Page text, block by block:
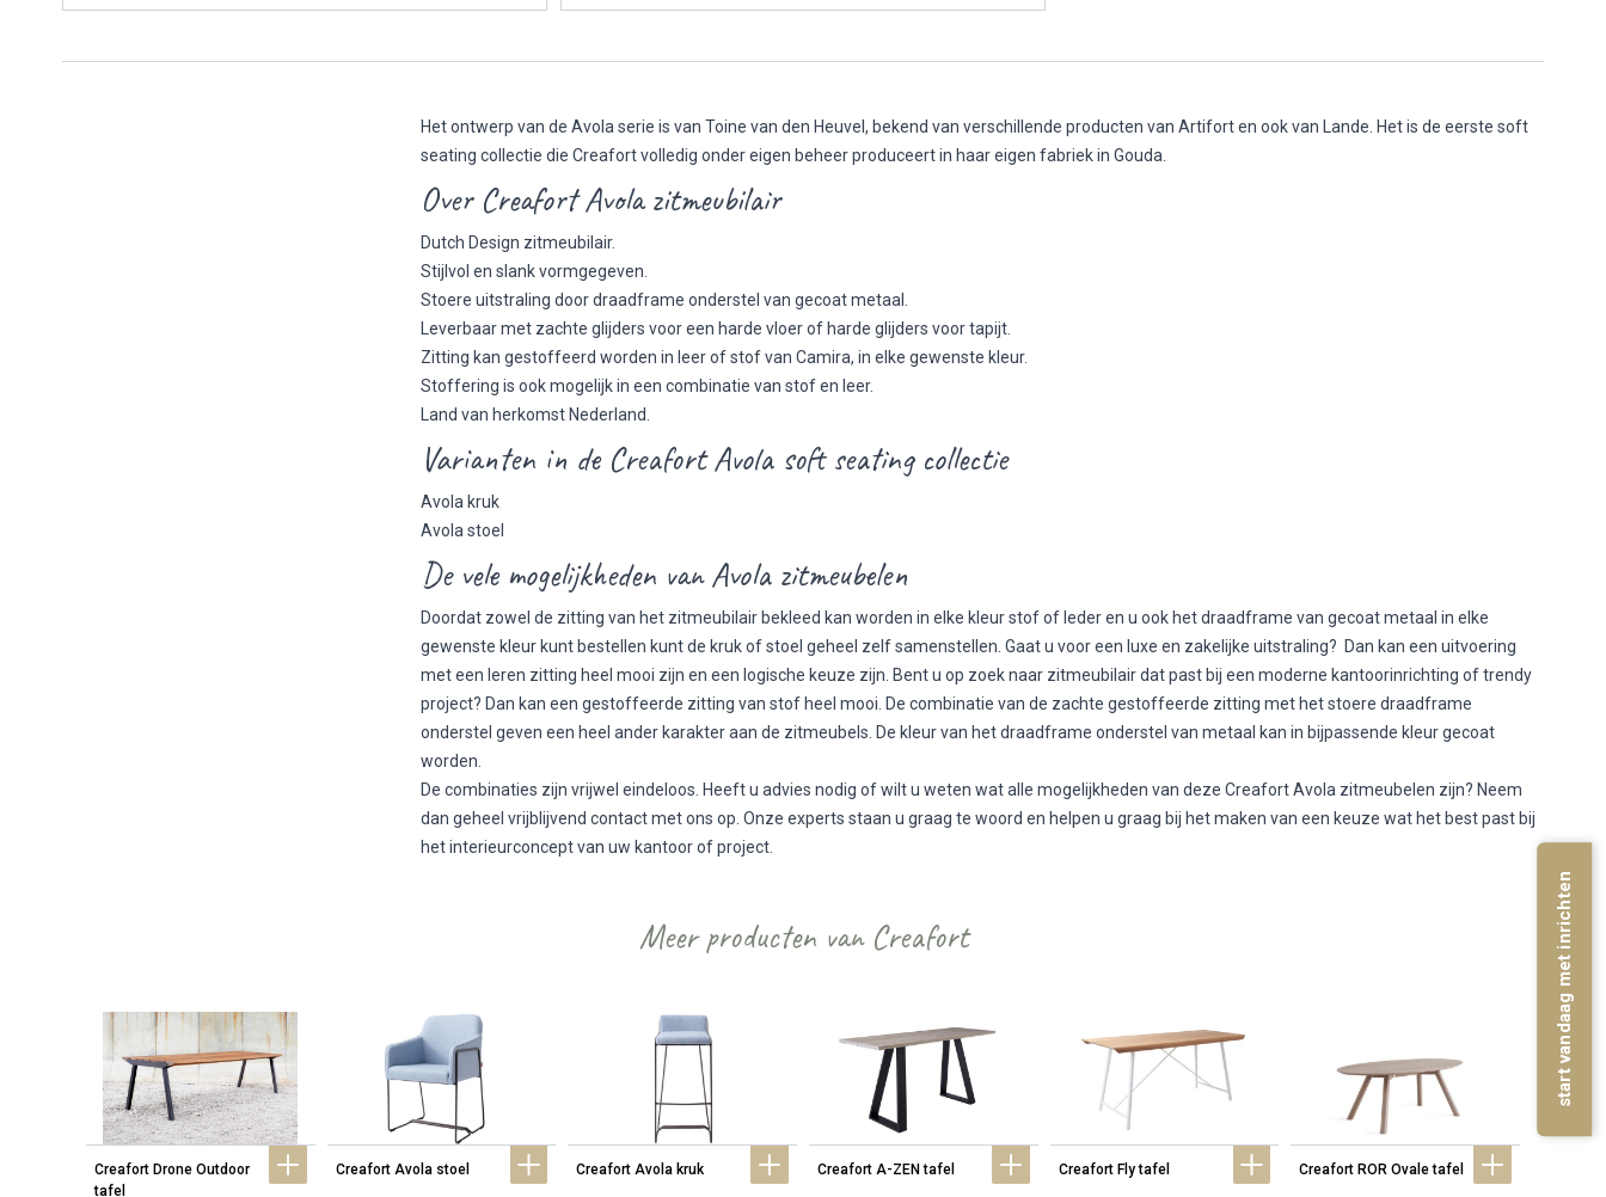
Het ontwerp van de Avola serie is van Toine van den Heuvel, bekend van verschillende producten van Artifort en ook van Lande. Het is de eerste soft
seating collectie die Creafort volledig onder eigen beheer produceert in haar eigen fabriek in Gouda.
Over Creafort Avola zitmeubilair
Dutch Design zitmeubilair.
Stijlvol en slank vormgegeven.
Stoere uitstraling door draadframe onderstel van gecoat metaal.
Leverbaar met zachte glijders voor een harde vloer of harde glijders voor tapijt.
Zitting kan gestoffeerd worden in leer of stof van Camira, in elke gewenste kleur.
Stoffering is ook mogelijk in een combinatie van stof en leer.
Land van herkomst Nederland.
Varianten in de Creafort Avola soft seating collectie
Avola kruk
Avola stoel
De vele mogelijkheden van Avola zitmeubelen
Doordat zowel de zitting van het zitmeubilair bekleed kan worden in elke kleur stof of leder en u ook het draadframe van gecoat metaal in elke
gewenste kleur kunt bestellen kunt de kruk of stoel geheel zelf samenstellen. Gaat u voor een luxe en zakelijke uitstraling? Dan kan een uitvoering
met een leren zitting heel mooi zijn en een logische keuze zijn. Bent u op zoek naar zitmeubilair dat past bij een moderne kantoorinrichting of trendy
project? Dan kan een gestoffeerde zitting van stof heel mooi. De combinatie van de zachte gestoffeerde zitting met het stoere draadframe
onderstel geven een heel ander karakter aan de zitmeubels. De kleur van het draadframe onderstel van metaal kan in bijpassende kleur gecoat
worden.
De combinaties zijn vrijwel eindeloos. Heeft u advies nodig of wilt u weten wat alle mogelijkheden van deze Creafort Avola zitmeubelen zijn? Neem
dan geheel vrijblijvend contact met ons op. Onze experts staan u graag te woord en helpen u graag bij het maken van een keuze wat het best past bij
het interieurconcept van uw kantoor of project.
Meer producten van Creafort
Creafort Drone Outdoor
tafel
Creafort Avola stoel Creafort Avola kruk Creafort A-ZEN tafel Creafort Fly tafel Creafort ROR Ovale tafel
start vandaag met inrichten